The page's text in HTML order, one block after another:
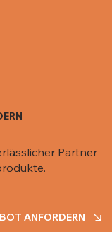
Partner
ANFORDERN